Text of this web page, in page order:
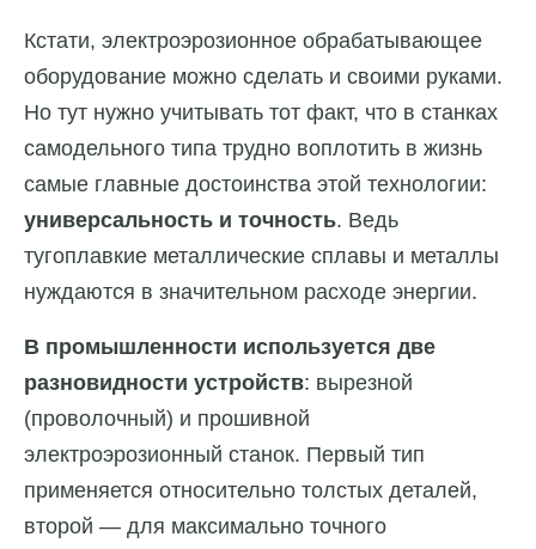
Кстати, электроэрозионное обрабатывающее
оборудование можно сделать и своими руками.
Но тут нужно учитывать тот факт, что в станках
самодельного типа трудно воплотить в жизнь
самые главные достоинства этой технологии:
универсальность и точность. Ведь
тугоплавкие металлические сплавы и металлы
нуждаются в значительном расходе энергии.
В промышленности используется две
разновидности устройств: вырезной
(проволочный) и прошивной
электроэрозионный станок. Первый тип
применяется относительно толстых деталей,
второй — для максимально точного